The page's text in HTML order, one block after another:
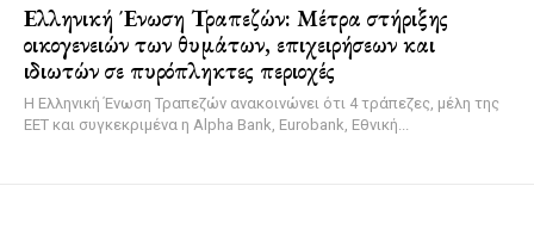
Ελληνική Ένωση Τραπεζών: Μέτρα στήριξης
οικογενειών των θυμάτων, επιχειρήσεων και
ιδιωτών σε πυρόπληκτες περιοχές
Η Ελληνική Ένωση Τραπεζών ανακοινώνει ότι 4 τράπεζες, μέλη της
ΕΕΤ και συγκεκριμένα η Alpha Bank, Eurobank, Εθνική...